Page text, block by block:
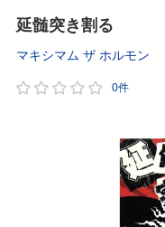
延髄突き割る
マキシマム ザ ホルモン
0件